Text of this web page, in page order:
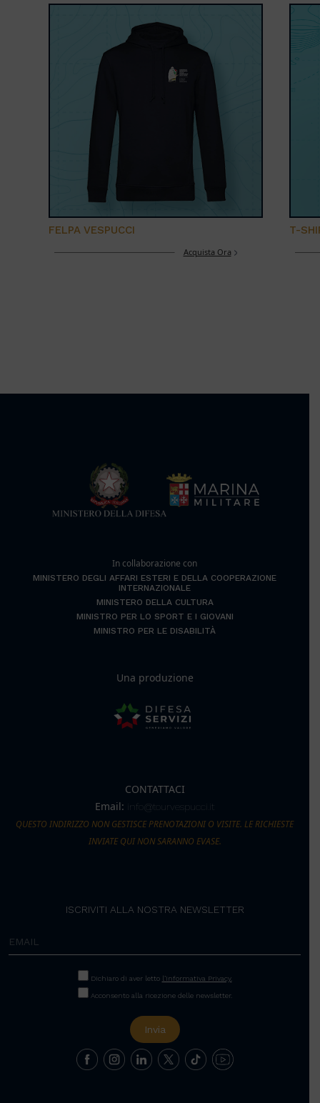
FELPA VESPUCCI
Acquista Ora
T-
In collaborazione con
MINISTERO DEGLI AFFARI ESTERI E DELLA COOPERAZIONE
INTERNAZIONALE
MINISTERO DELLA CULTURA
MINISTRO PER LO SPORT E I GIOVANI
MINISTRO PER LE DISABILITÀ
Una produzione
CONTATTACI
Email: info@tourvespucci.it
QUESTO INDIRIZZO NON GESTISCE PRENOTAZIONI O VISITE. LE RICHIESTE
INVIATE QUI NON SARANNO EVASE.
ISCRIVITI ALLA NOSTRA NEWSLETTER
Dichiaro di aver letto l’Informativa Privacy.
Acconsento alla ricezione delle newsletter.